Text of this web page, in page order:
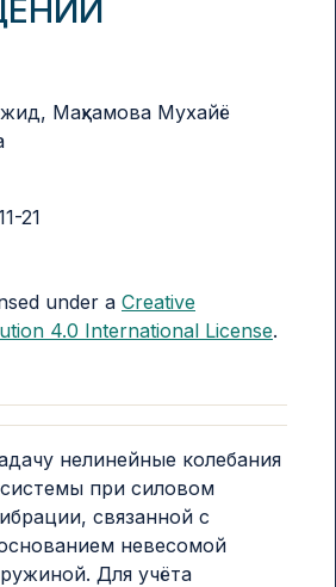
Маҳкамова Мухайё
21
under a Creative
4.0 International License.
нелинейные колебания
при силовом
связанной с
невесомой
Для учёта